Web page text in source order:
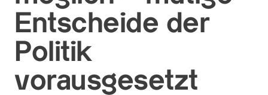
Entscheide der
Politik
vorausgesetzt